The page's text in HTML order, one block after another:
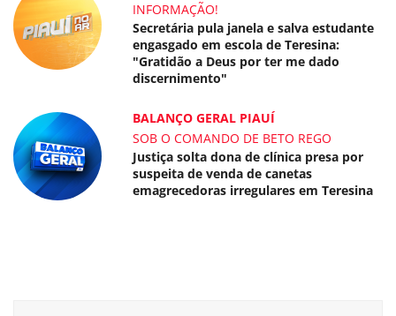
INFORMAÇÃO!
Secretária pula janela e salva estudante
engasgado em escola de Teresina:
"Gratidão a Deus por ter me dado
discernimento"
BALANÇO GERAL PIAUÍ
SOB O COMANDO DE BETO REGO
Justiça solta dona de clínica presa por
suspeita de venda de canetas
emagrecedoras irregulares em Teresina